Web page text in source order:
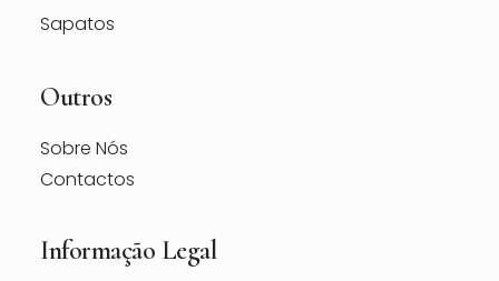
Sapatos
Outros
Sobre Nós
Contactos
Informação Legal